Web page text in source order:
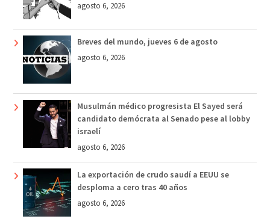
agosto 6, 2026
Breves del mundo, jueves 6 de agosto
agosto 6, 2026
Musulmán médico progresista El Sayed será
candidato demócrata al Senado pese al lobby
israelí
agosto 6, 2026
La exportación de crudo saudí a EEUU se
desploma a cero tras 40 años
agosto 6, 2026